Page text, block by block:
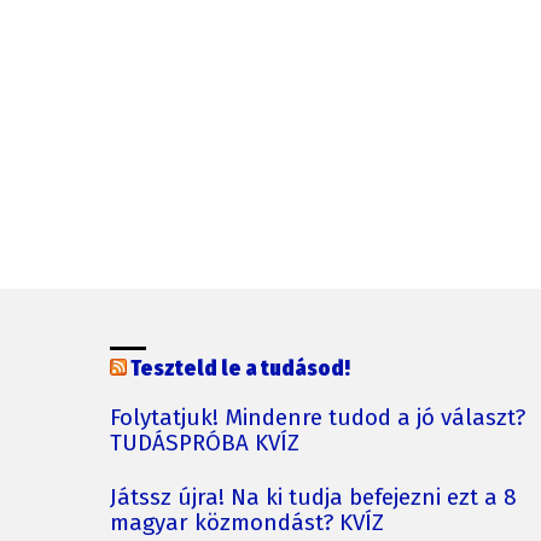
Teszteld le a tudásod!
Folytatjuk! Mindenre tudod a jó választ?
TUDÁSPRÓBA KVÍZ
Játssz újra! Na ki tudja befejezni ezt a 8
magyar közmondást? KVÍZ